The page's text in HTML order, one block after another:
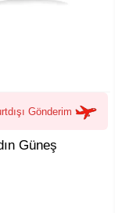
Gönderim
Güneş